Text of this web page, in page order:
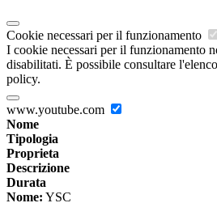
Cookie necessari per il funzionamento
I cookie necessari per il funzionamento
disabilitati. È possibile consultare
policy.
www.youtube.com
Nome
Tipologia
Proprieta
Descrizione
Durata
Nome: YSC